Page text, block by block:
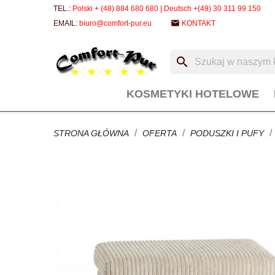
TEL.: Polski + (48) 884 680 680 | Deutsch +(49) 30 311 99 150
EMAIL: biuro@comfort-pur.eu email KONTAKT
search
KOSMETYKI HOTELOWE
STRONA GŁÓWNA OFERTA PODUSZKI I PUFY